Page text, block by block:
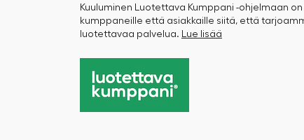
Kuuluminen Luotettava Kumppani -ohjelmaan
kumppaneille että asiakkaille siitä, että
luotettavaa palvelua.
Lue lisää